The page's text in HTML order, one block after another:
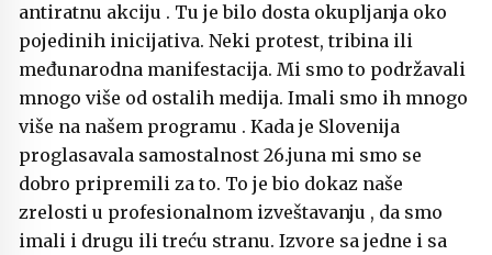
antiratnu akciju . Tu je bilo dosta okupljanja oko
pojedinih inicijativa. Neki protest, tribina ili
međunarodna manifestacija. Mi smo to podržavali
mnogo više od ostalih medija. Imali smo ih mnogo
više na našem programu . Kada je Slovenija
proglasavala samostalnost 26.juna mi smo se
dobro pripremili za to. To je bio dokaz naše
zrelosti u profesionalnom izveštavanju , da smo
imali i drugu ili treću stranu. Izvore sa jedne i sa